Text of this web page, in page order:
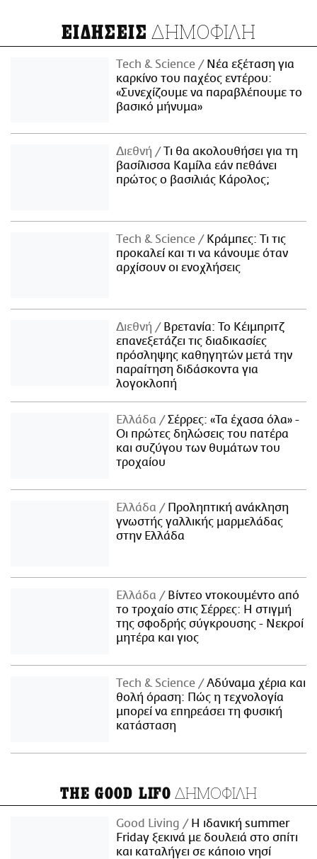
ΕΙΔΗΣΕΙΣ ΔΗΜΟΦΙΛΗ
Τech & Science
Νέα εξέταση για
καρκίνο του παχέος εντέρου:
«Συνεχίζουμε να παραβλέπουμε το
βασικό μήνυμα»
Διεθνή
Τι θα ακολουθήσει για τη
βασίλισσα Καμίλα εάν πεθάνει
πρώτος ο βασιλιάς Κάρολος;
Τech & Science
Κράμπες: Τι τις
προκαλεί και τι να κάνουμε όταν
αρχίσουν οι ενοχλήσεις
Διεθνή
Βρετανία: Το Κέιμπριτζ
επανεξετάζει τις διαδικασίες
πρόσληψης καθηγητών μετά την
παραίτηση διδάσκοντα για
λογοκλοπή
Ελλάδα
Σέρρες: «Τα έχασα όλα» -
Οι πρώτες δηλώσεις του πατέρα
και συζύγου των θυμάτων του
τροχαίου
Ελλάδα
Προληπτική ανάκληση
γνωστής γαλλικής μαρμελάδας
στην Ελλάδα
Ελλάδα
Βίντεο ντοκουμέντο από
το τροχαίο στις Σέρρες: Η στιγμή
της σφοδρής σύγκρουσης - Νεκροί
μητέρα και γιος
Τech & Science
Αδύναμα χέρια και
θολή όραση: Πώς η τεχνολογία
μπορεί να επηρεάσει τη φυσική
κατάσταση
THE GOOD LIFO ΔΗΜΟΦΙΛΗ
Good Living
Η ιδανική summer
Friday ξεκινά με δουλειά στο σπίτι
και καταλήγει σε κάποιο νησί